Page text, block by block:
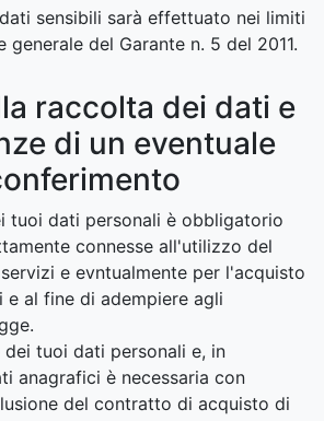
sensibili sarà effettuato nei limiti
del Garante n. 5 del 2011.
raccolta dei dati e
di un eventuale
tuoi dati personali è obbligatorio
connesse all'utilizzo del
e evntualmente per l'acquisto
al fine di adempiere agli
dei tuoi dati personali e, in
anagrafici è necessaria con
del contratto di acquisto di